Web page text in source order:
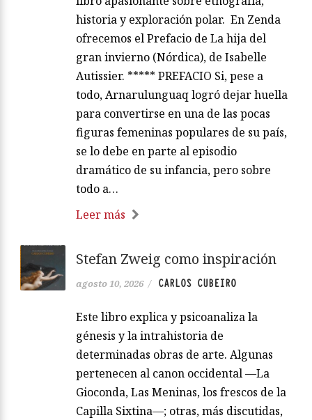
historia y exploración polar. En Zenda
ofrecemos el Prefacio de La hija del
gran invierno (Nórdica), de Isabelle
Autissier. ***** PREFACIO Si, pese a
todo, Arnarulunguaq logró dejar huella
para convertirse en una de las pocas
figuras femeninas populares de su país,
se lo debe en parte al episodio
dramático de su infancia, pero sobre
todo a…
Leer más
Stefan Zweig como inspiración
agosto 10, 2026 / CARLOS CUBEIRO
Este libro explica y psicoanaliza la
génesis y la intrahistoria de
determinadas obras de arte. Algunas
pertenecen al canon occidental —La
Gioconda, Las Meninas, los frescos de la
Capilla Sixtina—; otras, más discutidas,